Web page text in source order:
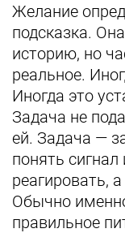
Желание
подсказка.
историю, но
реальное.
Иногда это
Задача не
ей. Задача —
понять
реагировать,
Обычно
правильное